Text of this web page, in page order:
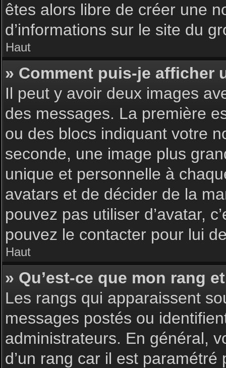
êtes alors libre de créer une
d’informations sur le site du
Haut
» Comment puis-je afficher
Il peut y avoir deux images
des messages. La première
ou des blocs indiquant votre
seconde, une image plus
unique et personnelle à
avatars et de décider de la
pouvez pas utiliser d’avatar,
pouvez le contacter pour lui
Haut
» Qu’est-ce que mon rang
Les rangs qui apparaissent
messages postés ou
administrateurs. En général,
d’un rang car il est